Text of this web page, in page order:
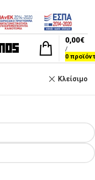
0
/
0,00€
Κλείσιμο